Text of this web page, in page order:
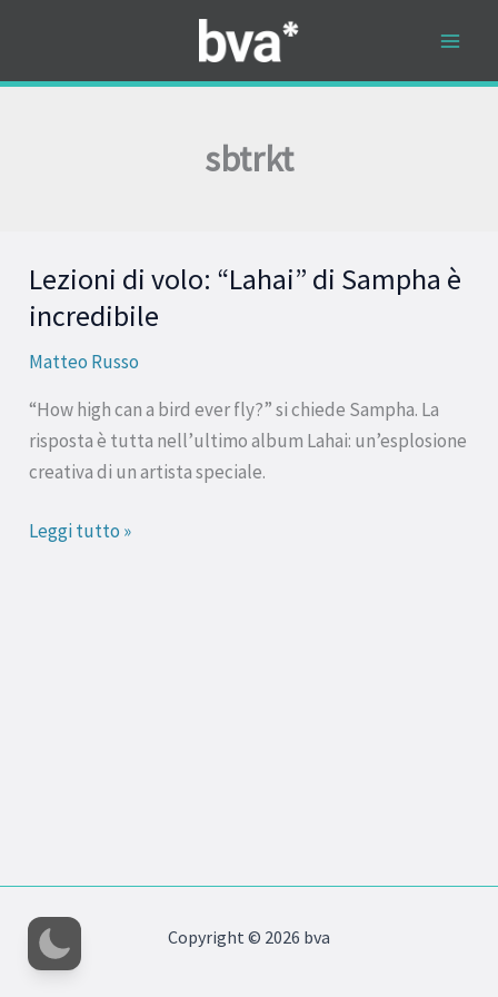
contenuto
sbtrkt
Lezioni di volo: “Lahai” di Sampha è
incredibile
Matteo Russo
“How high can a bird ever fly?” si chiede Sampha. La
risposta è tutta nell’ultimo album Lahai: un’esplosione
creativa di un artista speciale.
Lezioni
di
“Lahai”
di
Sampha
Leggi tutto »
Copyright © 2026 bva